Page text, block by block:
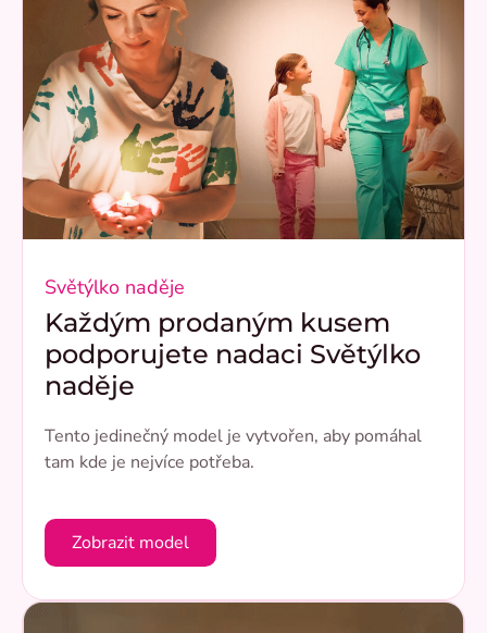
Světýlko naděje
Každým prodaným kusem
podporujete nadaci Světýlko
naděje
Tento jedinečný model je vytvořen, aby pomáhal
tam kde je nejvíce potřeba.
Zobrazit model